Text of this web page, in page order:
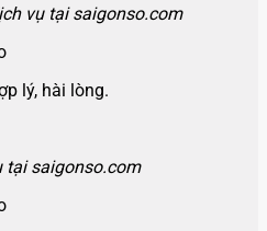
vụ tại saigonso.com
lý, hài lòng.
tại saigonso.com